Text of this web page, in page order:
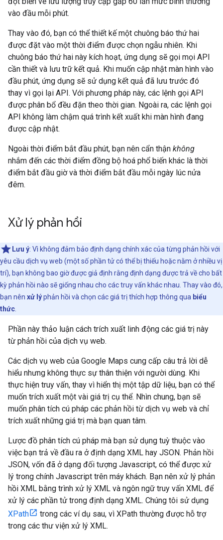
vào đầu mỗi phút.
Thay vào đó, bạn có thể thiết kế một chuông báo thứ hai
được đặt vào một thời điểm được chọn ngẫu nhiên. Khi
chuông báo thứ hai này kích hoạt, ứng dụng sẽ gọi mọi API
cần thiết và lưu trữ kết quả. Khi muốn cập nhật màn hình vào
đầu phút, ứng dụng sẽ sử dụng kết quả đã lưu trước đó
thay vì gọi lại API. Với phương pháp này, các lệnh gọi API
được phân bổ đều đặn theo thời gian. Ngoài ra, các lệnh gọi
API không làm chậm quá trình kết xuất khi màn hình đang
được cập nhật.
Ngoài thời điểm bắt đầu phút, bạn nên cẩn thận không
nhắm đến các thời điểm đồng bộ hoá phổ biến khác là thời
điểm bắt đầu giờ và thời điểm bắt đầu mỗi ngày lúc nửa
đêm.
Xử lý phản hồi
Lưu ý: Vì không đảm bảo định dạng chính xác của từng phản hồi với
yêu cầu dịch vụ web (một số phần tử có thể bị thiếu hoặc nằm ở nhiều vị
trí), bạn không bao giờ được giả định rằng định dạng được trả về cho bất
kỳ phản hồi nào sẽ giống nhau cho các truy vấn khác nhau. Thay vào đó,
bạn nên xử lýphản hồi và chọn các giá trị thích hợp thông qua biểu
thức
Phần này thảo luận cách trích xuất linh động các giá trị này
từ phản hồi của dịch vụ web.
Các dịch vụ web của Google Maps cung cấp câu trả lời dễ
hiểu nhưng không thực sự thân thiện với người dùng. Khi
thực hiện truy vấn, thay vì hiển thị một tập dữ liệu, bạn có thể
muốn trích xuất một vài giá trị cụ thể. Nhìn chung, bạn sẽ
muốn phân tích cú pháp các phản hồi từ dịch vụ web và chỉ
trích xuất những giá trị mà bạn quan tâm.
Lược đồ phân tích cú pháp mà bạn sử dụng tuỳ thuộc vào
việc bạn trả về đầu ra ở định dạng XML hay JSON. Phản hồi
JSON, vốn đã ở dạng đối tượng Javascript, có thể được xử
lý trong chính Javascript trên máy khách. Bạn nên xử lý phản
hồi XML bằng trình xử lý XML và ngôn ngữ truy vấn XML để
xử lý các phần tử trong định dạng XML. Chúng tôi sử dụng
XPath
trong các ví dụ sau, vì XPath thường được hỗ trợ
trong các thư viện xử lý XML.